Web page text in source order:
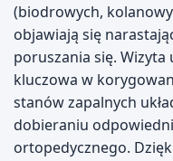
(biodrowych,
objawiają się
poruszania się.
kluczowa w
stanów zapalnych
dobieraniu
ortopedycznego.